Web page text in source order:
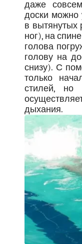
даже
доски можно
в вытянутых
ног), на
голова
голову на
снизу). С
только
стилей, но
дыхания.